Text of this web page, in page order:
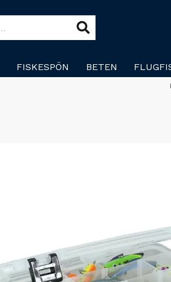
FISKESPÖN BETEN